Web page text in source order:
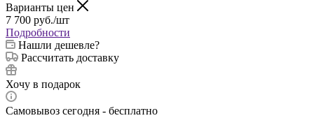
Варианты цен
7 700 руб./шт
Подробности
Нашли дешевле?
Рассчитать доставку
Хочу в подарок
Самовывоз сегодня - бесплатно